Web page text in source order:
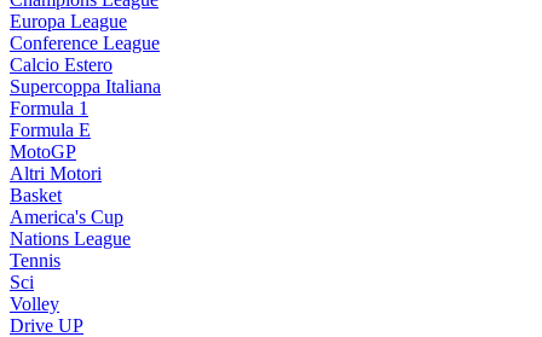
Europa League
Conference League
Calcio Estero
Supercoppa Italiana
Formula 1
Formula E
MotoGP
Altri Motori
Basket
America's Cup
Nations League
Tennis
Sci
Volley
Drive UP